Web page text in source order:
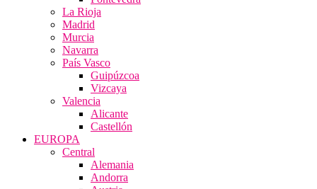
La Rioja
Madrid
Murcia
Navarra
País Vasco
Guipúzcoa
Vizcaya
Valencia
Alicante
Castellón
EUROPA
Central
Alemania
Andorra